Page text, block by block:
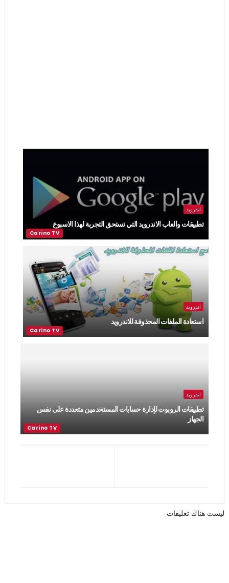
اندرويد
تطبيقات والعاب الاندرويد التي تستحق التجربة لهذا الاسبوع
اندرويد
استعادة الملفات المحذوفة للاندرويد
اندرويد
تطبيقات الروبوت لإدارة حسابات المستخدمين متعددة على نفس
الجهاز
ليست هناك تعليقات